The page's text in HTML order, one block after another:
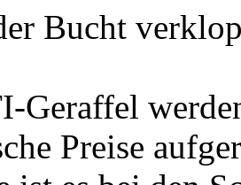
Bucht
Geraffel
Preise